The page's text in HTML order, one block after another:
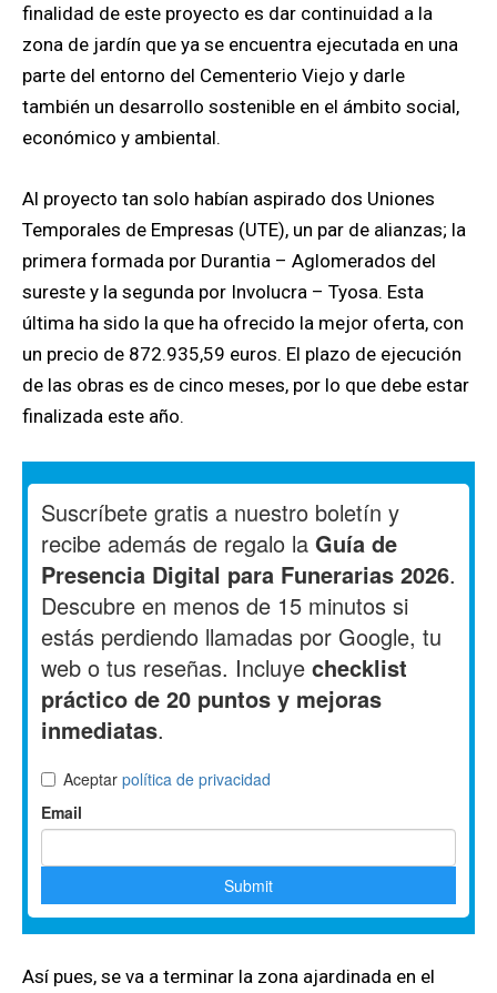
finalidad de este proyecto es dar continuidad a la
zona de jardín que ya se encuentra ejecutada en una
parte del entorno del Cementerio Viejo y darle
también un desarrollo sostenible en el ámbito social,
económico y ambiental.
Al proyecto tan solo habían aspirado dos Uniones
Temporales de Empresas (UTE), un par de alianzas; la
primera formada por Durantia – Aglomerados del
sureste y la segunda por Involucra – Tyosa. Esta
última ha sido la que ha ofrecido la mejor oferta, con
un precio de 872.935,59 euros. El plazo de ejecución
de las obras es de cinco meses, por lo que debe estar
finalizada este año.
Así pues, se va a terminar la zona ajardinada en el